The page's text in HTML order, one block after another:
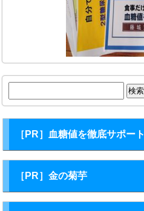
索:
［PR］血糖値を徹底サポート
［PR］金の菊芋